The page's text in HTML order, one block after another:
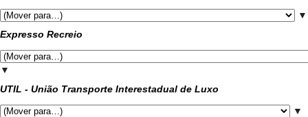
▼
Expresso Recreio
▼
UTIL - União Transporte Interestadual de Luxo
▼